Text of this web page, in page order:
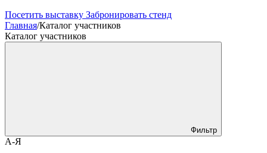
Посетить выставку Забронировать стенд
Главная/Каталог участников
Каталог участников
Фильтр
А-Я